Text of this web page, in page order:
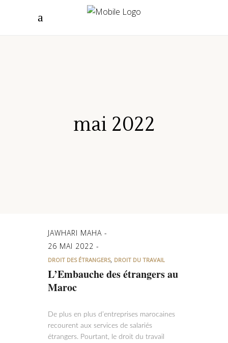
mai 2022
JAWHARI MAHA
26 MAI 2022
DROIT DES ÉTRANGERS, DROIT DU TRAVAIL
L’Embauche des étrangers au
Maroc
De plus en plus d’entreprises marocaines
recourent aux services de salariés
étrangers. Pourtant, le droit du travail